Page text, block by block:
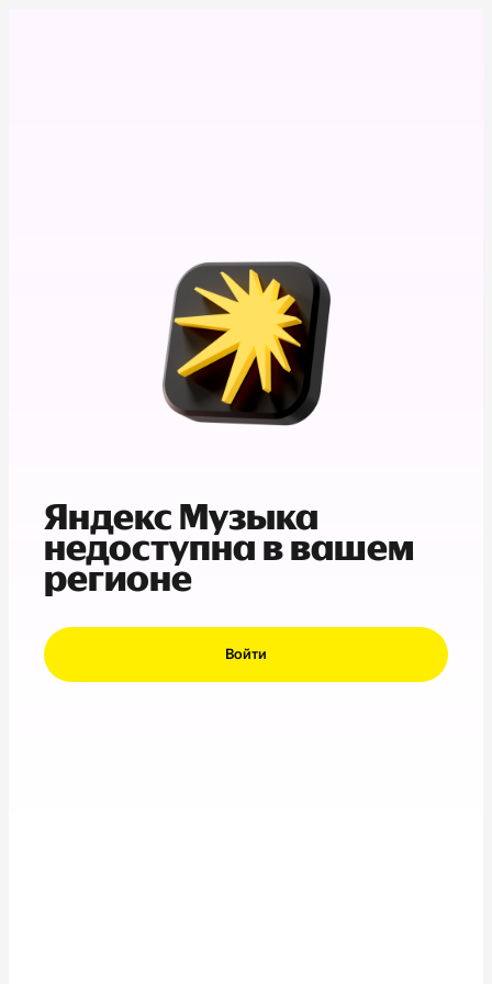
Яндекс Музыка
недоступна в вашем
регионе
Войти